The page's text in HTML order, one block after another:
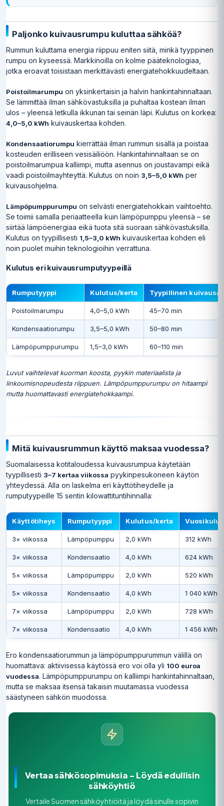
Paljonko kuivausrumpu kuluttaa sähköä?
Rummun kuluttama energia riippuu eniten siitä, minkä tyyppinen
rumpu on kyseessä. Markkinoilla on kolme pääteknologiaa,
jotka eroavat toisistaan merkittävästi energiatehokkuudeltaan.
Poistoilmarumpu on yksinkertaisin ja halvin hankintahinnaltaan.
Se lämmittää ilman sähkövastuksilla ja puhaltaa kostean ilman
ulos – yleensä letkulla ikkunan tai seinän läpi. Kulutus on korkea:
4,0–5,0 kWh kuivauskertaa kohden.
Kondensaatiorumpu kierrättää ilman rummun sisällä ja poistaa
kosteuden erilliseen vesisäiliöön. Hankintahinnaltaan se on
poistoilmarumpua kalliimpi, mutta asennus on joustavampi eikä
vaadi poistoilmayhteyttä. Kulutus on noin 3,5–5,0 kWh per
kuivausohjelma.
Lämpöpumppurumpu on selvästi energiatehokkain vaihtoehto.
Se toimii samalla periaatteella kuin lämpöpumppu yleensä – se
siirtää lämpöenergiaa eikä tuota sitä suoraan sähkövastuksilla.
Kulutus on tyypillisesti 1,5–3,0 kWh kuivauskertaa kohden eli
noin puolet muihin teknologioihin verrattuna.
Kulutus eri kuivausrumputyypeillä
Rumputyyppi Kulutus/kerta Tyypillinen
Poistoilmarumpu 4,0–5,0 kWh 45–70 min
Kondensaatiorumpu 3,5–5,0 kWh 50–80 min
Lämpöpumppurumpu 1,5–3,0 kWh 60–110 min
Luvut vaihtelevat kuorman koosta, pyykin materiaalista ja
linkoumisnopeudesta riippuen. Lämpöpumppurumpu on hitaampi
mutta huomattavasti energiatehokkaampi.
Mitä kuivausrummun käyttö maksaa vuodessa?
Suomalaisessa kotitaloudessa kuivausrumpua käytetään
tyypillisesti 3–7 kertaa viikossa pyykinpesukoneen käytön
yhteydessä. Alla on laskelma eri käyttötiheydelle ja
rumputyypeille 15 sentin kilowattituntihinnalla:
Käyttötiheys Rumputyyppi Kulutus/kerta
3× viikossa Lämpöpumppu 2,0 kWh 312 kWh
3× viikossa Kondensaatio 4,0 kWh 624 kWh
5× viikossa Lämpöpumppu 2,0 kWh 520 kWh
5× viikossa Kondensaatio 4,0 kWh 1 040 kWh
7× viikossa Lämpöpumppu 2,0 kWh 728 kWh
7× viikossa Kondensaatio 4,0 kWh 1 456 kWh
Ero kondensaatiorummun ja lämpöpumppurummun välillä on
huomattava: aktiivisessa käytössä ero voi olla yli 100 euroa
vuodessa. Lämpöpumppurumpu on kalliimpi hankintahinnaltaan,
mutta se maksaa itsensä takaisin muutamassa vuodessa
säästyneen sähkön muodossa.
Vertaa sähkösopimuksia – Löydä edullisin
sähköyhtiö
Vertaile Suomen sähköyhtiöitä ja löydä sinulle sopivin